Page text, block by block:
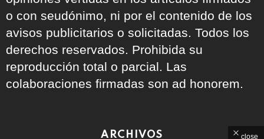
o con seudónimo, ni por el contenido de los
avisos publicitarios o solicitadas. Todos los
derechos reservados. Prohibida su
reproducción total o parcial. Las
colaboraciones firmadas son ad honorem.
ARCHIVOS close